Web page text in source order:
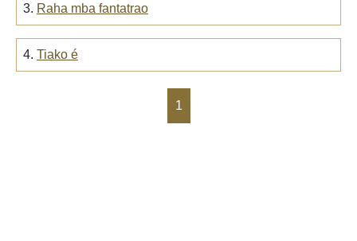
3. Raha mba fantatrao
4. Tiako é
1